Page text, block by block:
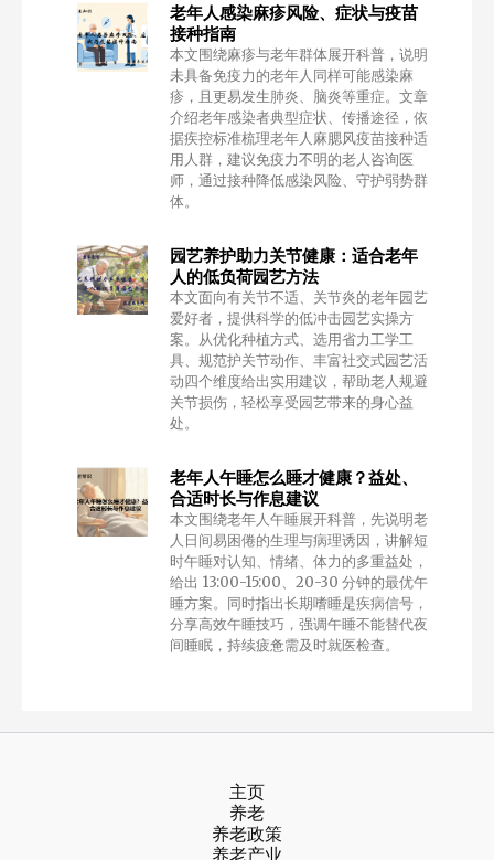
老年人感染麻疹风险、症状与疫苗
接种指南
本文围绕麻疹与老年群体展开科普，说明
未具备免疫力的老年人同样可能感染麻
疹，且更易发生肺炎、脑炎等重症。文章
介绍老年感染者典型症状、传播途径，依
据疾控标准梳理老年人麻腮风疫苗接种适
用人群，建议免疫力不明的老人咨询医
师，通过接种降低感染风险、守护弱势群
体。
园艺养护助力关节健康：适合老年
人的低负荷园艺方法
本文面向有关节不适、关节炎的老年园艺
爱好者，提供科学的低冲击园艺实操方
案。从优化种植方式、选用省力工学工
具、规范护关节动作、丰富社交式园艺活
动四个维度给出实用建议，帮助老人规避
关节损伤，轻松享受园艺带来的身心益
处。
老年人午睡怎么睡才健康？益处、
合适时长与作息建议
本文围绕老年人午睡展开科普，先说明老
人日间易困倦的生理与病理诱因，讲解短
时午睡对认知、情绪、体力的多重益处，
给出 13:00-15:00、20-30 分钟的最优午
睡方案。同时指出长期嗜睡是疾病信号，
分享高效午睡技巧，强调午睡不能替代夜
间睡眠，持续疲惫需及时就医检查。
主页
养老
养老政策
养老产业